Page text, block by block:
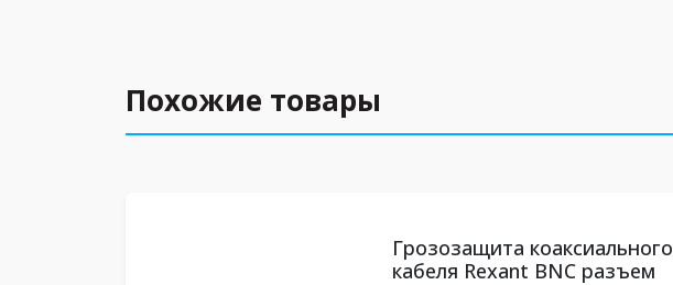
Похожие товары
Грозозащита коаксиального
кабеля Rexant BNC разъем